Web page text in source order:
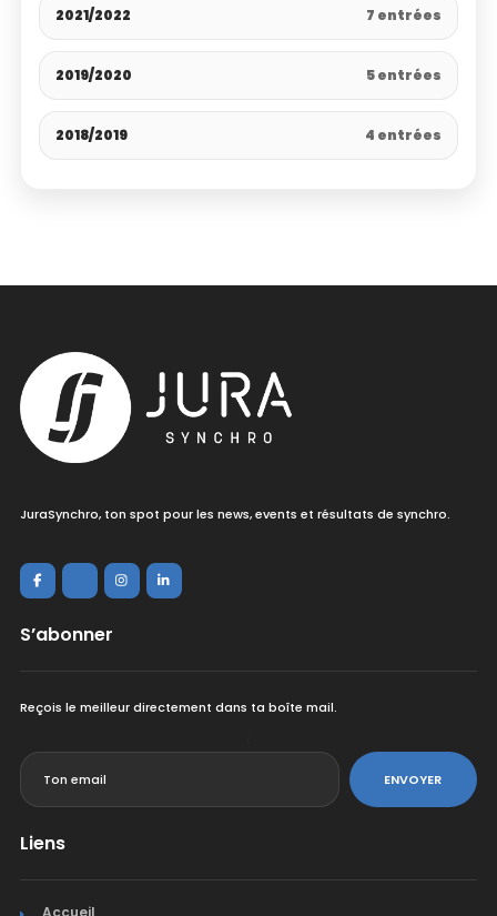
2021/2022 7 entrées
2019/2020 5 entrées
2018/2019 4 entrées
JuraSynchro, ton spot pour les news, events et résultats de synchro.
S’abonner
Reçois le meilleur directement dans ta boîte mail.
ENVOYER
Liens
Accueil